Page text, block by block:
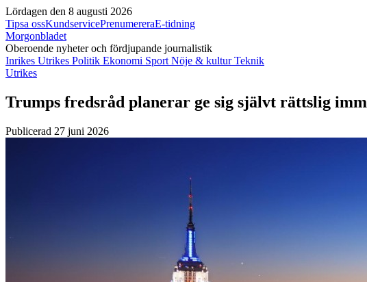
Lördagen den 8 augusti 2026
Tipsa ossKundservicePrenumereraE-tidning
Morgonbladet
Oberoende nyheter och fördjupande journalistik
Inrikes Utrikes Politik Ekonomi Sport Nöje & kulturTeknik
Utrikes
Trumps fredsråd planerar ge sig självt rättslig
Publicerad 27 juni 2026